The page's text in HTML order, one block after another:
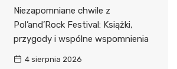
Niezapomniane chwile z
Pol’and’Rock Festival: Książki,
przygody i wspólne wspomnienia
4 sierpnia 2026